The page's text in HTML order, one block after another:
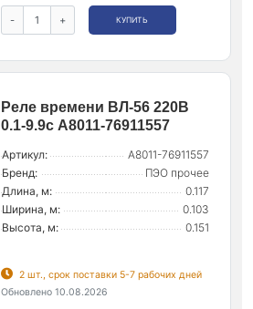
- + КУПИТЬ
Реле времени ВЛ-56 220В
0.1-9.9с A8011-76911557
Артикул:
A8011-76911557
Бренд:
ПЭО прочее
Длина, м:
0.117
Ширина, м:
0.103
Высота, м:
0.151
2 шт., срок поставки 5-7 рабочих дней
Обновлено 10.08.2026